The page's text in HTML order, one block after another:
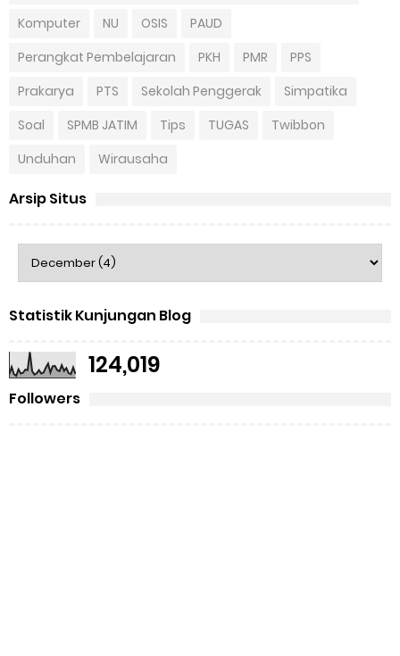
Komputer
NU OSIS
PAUD
Perangkat Pembelajaran
PKH PMR
PPS
Prakarya
PTS Sekolah Penggerak
Simpatika
Soal
SPMB JATIM Tips TUGAS
Twibbon
Unduhan
Wirausaha
Arsip Situs
Statistik Kunjungan Blog
124,019
Followers